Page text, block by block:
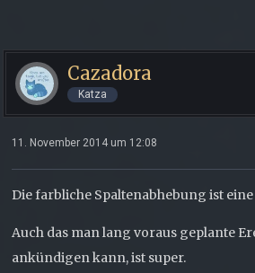
Cazadora
Katza
11. November 2014 um 12:08
Die farbliche Spaltenabhebung ist eine
Auch das man lang voraus geplante
ankündigen kann, ist super.